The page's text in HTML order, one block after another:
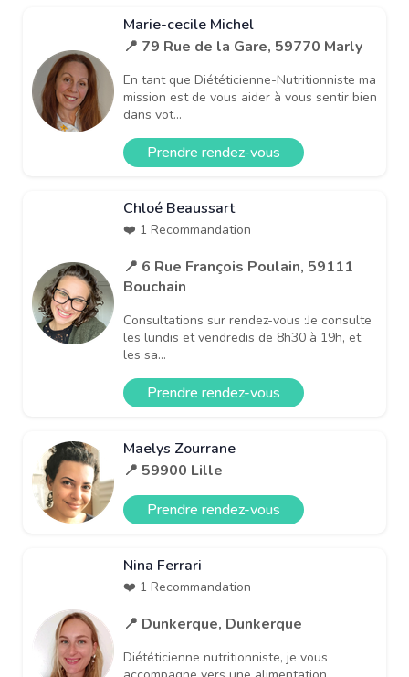
Marie-cecile Michel
📍 79 Rue de la Gare, 59770 Marly
En tant que Diététicienne-Nutritionniste ma
mission est de vous aider à vous sentir bien
dans vot...
Prendre rendez-vous
Chloé Beaussart
❤️ 1 Recommandation
📍 6 Rue François Poulain, 59111
Bouchain
Consultations sur rendez-vous :Je consulte
les lundis et vendredis de 8h30 à 19h, et
les sa...
Prendre rendez-vous
Maelys Zourrane
📍 59900 Lille
Prendre rendez-vous
Nina Ferrari
❤️ 1 Recommandation
📍 Dunkerque, Dunkerque
Diététicienne nutritionniste, je vous